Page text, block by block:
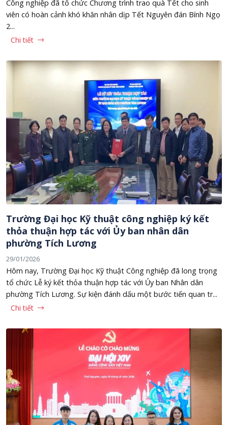
Công nghiệp đã tổ chức Chương trình trao quà Tết cho sinh
viên có hoàn cảnh khó khăn nhân dịp Tết Nguyên đán Bính Ngọ
2...
Chi tiết
Trường Đại học Kỹ thuật công nghiệp ký kết
thỏa thuận hợp tác với Ủy ban nhân dân
phường Tích Lương
29/01/2026
Hôm nay, Trường Đại học Kỹ thuật Công nghiệp đã long trọng
tổ chức Lễ ký kết thỏa thuận hợp tác với Ủy ban Nhân dân
phường Tích Lương. Sự kiện đánh dấu một bước tiến quan tr...
Chi tiết